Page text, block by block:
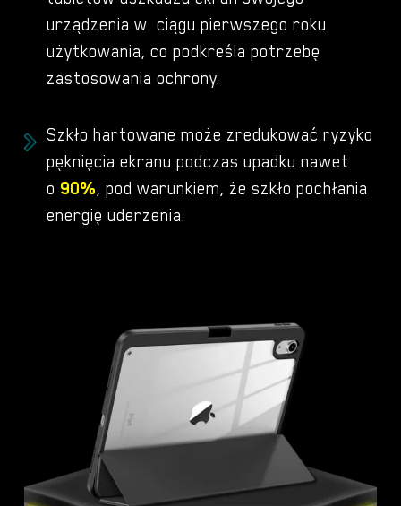
Brak produktów w koszyku.
urządzenia w ciągu pierwszego roku
użytkowania, co podkreśla potrzebę
zastosowania ochrony.
Szkło hartowane może zredukować ryzyko
pęknięcia ekranu podczas upadku nawet
o 90%, pod warunkiem, że szkło pochłania
energię uderzenia.